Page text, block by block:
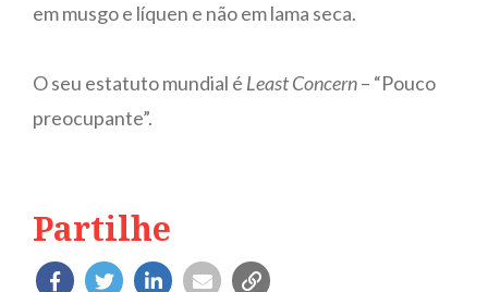
em musgo e líquen e não em lama seca.
O seu estatuto mundial é Least Concern– “Pouco
preocupante”.
Partilhe